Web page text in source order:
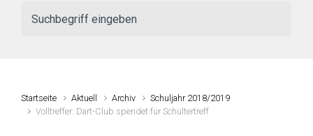
Startseite Aktuell Archiv
Schuljahr 2018/2019
Volltreffer: Dart-Club spendet für Schültertreff